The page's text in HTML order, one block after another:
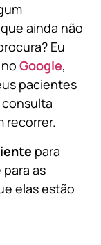
ainda não
Eu
Google,
pacientes
recorrer.
para
para as
elas estão